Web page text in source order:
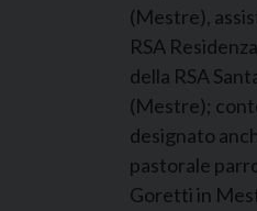
(Mestre),
RSA
della RSA
(Mestre);
designato
pastorale
Goretti in